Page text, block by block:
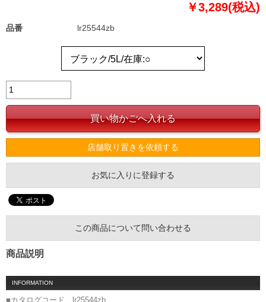
￥3,289(税込)
品番 lr25544zb
店舗取り置きを依頼する
お気に入りに登録する
この商品について問い合わせる
商品説明
INFORMATION
■カタログコード lr25544zb